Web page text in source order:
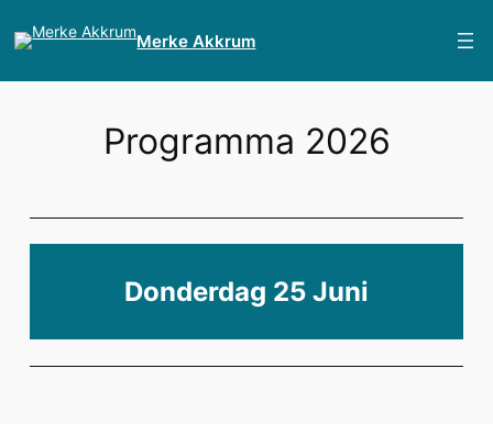
naar
inhoud
Merke Akkrum
Programma 2026
Donderdag 25 Juni